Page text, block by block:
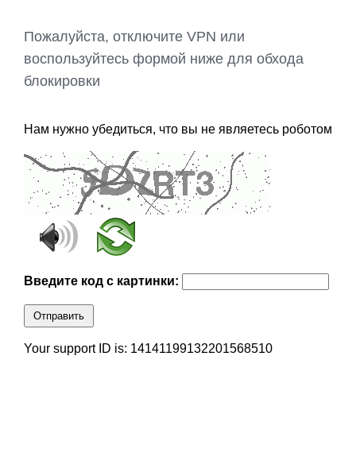
Пожалуйста, отключите VPN или
воспользуйтесь формой ниже для обхода
блокировки
Нам нужно убедиться, что вы не являетесь роботом
Введите код с картинки:
Отправить
Your support ID is: 14141199132201568510